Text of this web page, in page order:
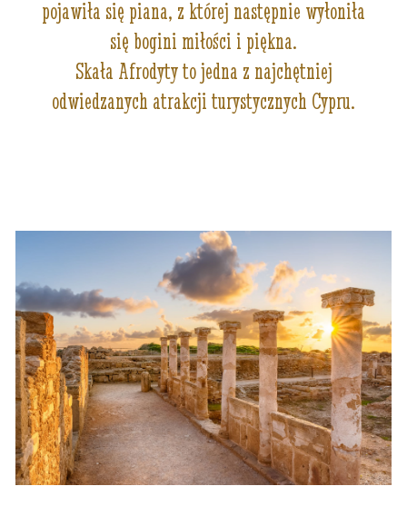
pojawiła się piana, z której następnie wyłoniła
się bogini miłości i piękna.
Skała Afrodyty to jedna z najchętniej
odwiedzanych atrakcji turystycznych Cypru.